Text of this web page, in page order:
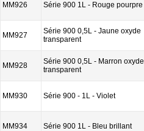
MM926 Série 900 1L - Rouge pourpre
MM927
Série 900 0,5L - Jaune oxyde
transparent
MM928
Série 900 0,5L - Marron oxyde
transparent
MM930 Série 900 - 1L - Violet
MM934 Série 900 1L - Bleu brillant